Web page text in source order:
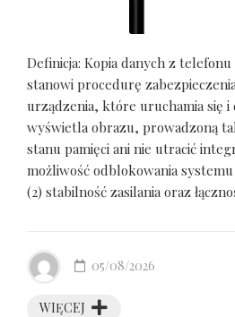
Definicja: Kopia danych z
stanowi procedurę
urządzenia, które uruchamia się i
wyświetla obrazu, prowadzoną
stanu pamięci ani nie utracić
możliwość odblokowania
(2) stabilność zasilania oraz
WIĘCEJ
05/08/2026